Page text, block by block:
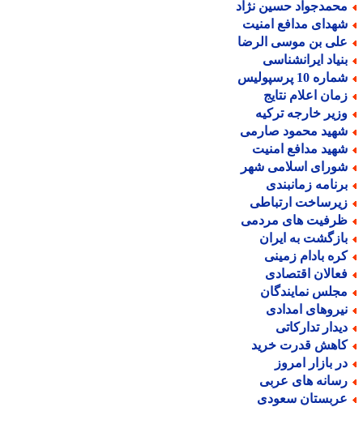
حسین نژاد
مدافع امنیت
بن موسی الرضا
ایرانشناسی
10 پرسپولیس
اعلام نتایج
خارجه ترکیه
محمود صارمی
مدافع امنیت
اسلامی شهر
زمانبندی
ارتباطی
های مردمی
به ایران
بادام زمینی
اقتصادی
نمایندگان
امدادی
تدارکاتی
قدرت خرید
بازار امروز
های عربی
سعودی